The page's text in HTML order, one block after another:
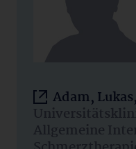
Adam,
Allgemeine